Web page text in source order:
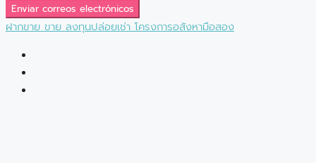
Enviar correos electrónicos
ฝากขาย ขาย ลงทุนปล่อยเช่า โครงการอสังหามือสอง